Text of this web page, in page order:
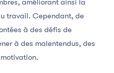
améliorant ainsi la
travail. Cependant, de
à des défis de
à des malentendus, des